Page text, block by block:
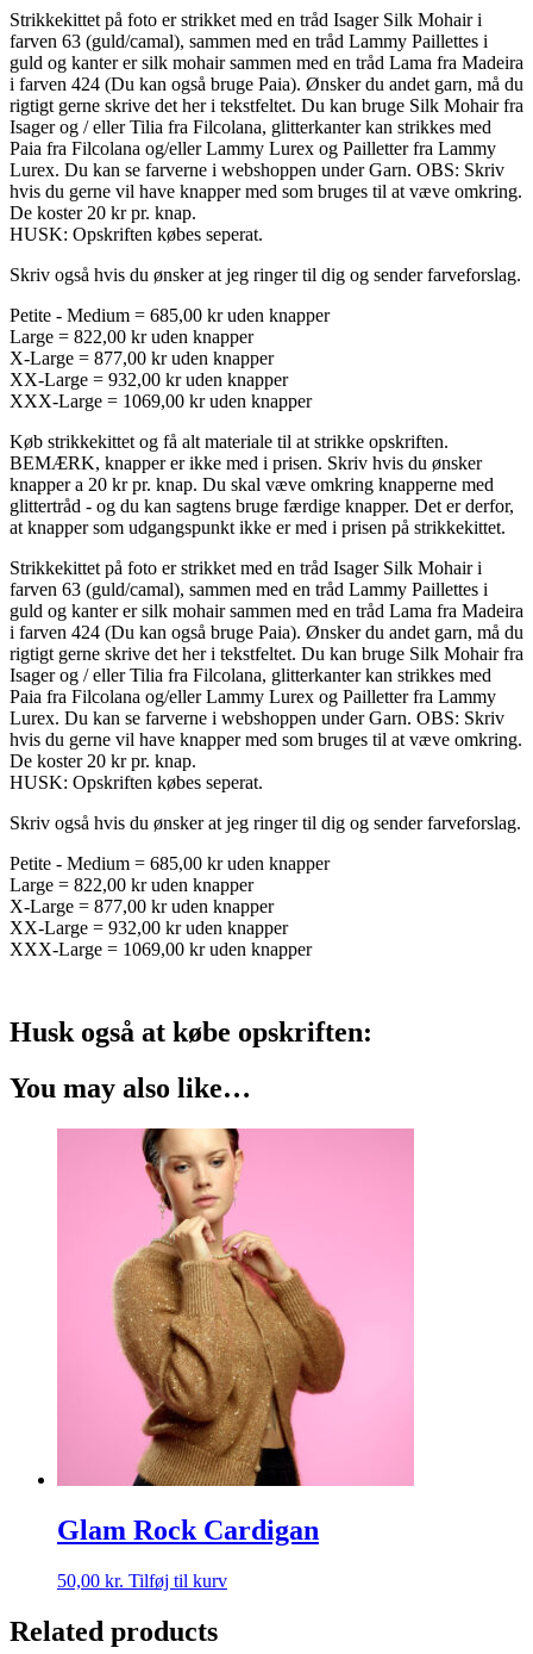
Strikkekittet på foto er strikket med en tråd Isager Silk Mohair i
farven 63 (guld/camal), sammen med en tråd Lammy Paillettes i
guld og kanter er silk mohair sammen med en tråd Lama fra Madeira
i farven 424 (Du kan også bruge Paia). Ønsker du andet garn, må du
rigtigt gerne skrive det her i tekstfeltet. Du kan bruge Silk Mohair fra
Isager og / eller Tilia fra Filcolana, glitterkanter kan strikkes med
Paia fra Filcolana og/eller Lammy Lurex og Pailletter fra Lammy
Lurex. Du kan se farverne i webshoppen under Garn. OBS: Skriv
hvis du gerne vil have knapper med som bruges til at væve omkring.
De koster 20 kr pr. knap.
HUSK: Opskriften købes seperat.
Skriv også hvis du ønsker at jeg ringer til dig og sender farveforslag.
Petite - Medium = 685,00 kr uden knapper
Large = 822,00 kr uden knapper
X-Large = 877,00 kr uden knapper
XX-Large = 932,00 kr uden knapper
XXX-Large = 1069,00 kr uden knapper
Køb strikkekittet og få alt materiale til at strikke opskriften.
BEMÆRK, knapper er ikke med i prisen. Skriv hvis du ønsker
knapper a 20 kr pr. knap. Du skal væve omkring knapperne med
glittertråd - og du kan sagtens bruge færdige knapper. Det er derfor,
at knapper som udgangspunkt ikke er med i prisen på strikkekittet.
Strikkekittet på foto er strikket med en tråd Isager Silk Mohair i
farven 63 (guld/camal), sammen med en tråd Lammy Paillettes i
guld og kanter er silk mohair sammen med en tråd Lama fra Madeira
i farven 424 (Du kan også bruge Paia). Ønsker du andet garn, må du
rigtigt gerne skrive det her i tekstfeltet. Du kan bruge Silk Mohair fra
Isager og / eller Tilia fra Filcolana, glitterkanter kan strikkes med
Paia fra Filcolana og/eller Lammy Lurex og Pailletter fra Lammy
Lurex. Du kan se farverne i webshoppen under Garn. OBS: Skriv
hvis du gerne vil have knapper med som bruges til at væve omkring.
De koster 20 kr pr. knap.
HUSK: Opskriften købes seperat.
Skriv også hvis du ønsker at jeg ringer til dig og sender farveforslag.
Petite - Medium = 685,00 kr uden knapper
Large = 822,00 kr uden knapper
X-Large = 877,00 kr uden knapper
XX-Large = 932,00 kr uden knapper
XXX-Large = 1069,00 kr uden knapper
Husk også at købe opskriften:
You may also like…
Glam Rock Cardigan
50,00 kr. Tilføj til kurv
Related products